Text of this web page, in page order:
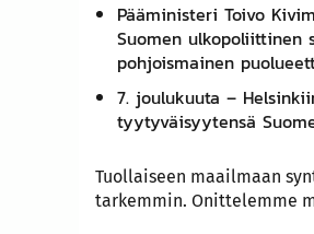
Pääministeri Toivo
Suomen ulkopoliittinen
pohjoismainen
7. joulukuuta –
tyytyväisyytensä
Tuollaiseen maailmaan
tarkemmin. Onittelemme